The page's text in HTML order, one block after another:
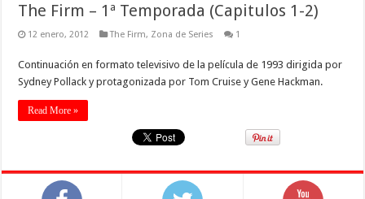
The Firm – 1ª Temporada (Capitulos 1-2)
12 enero, 2012 The Firm, Zona de Series 1
Continuación en formato televisivo de la película de 1993 dirigida por
Sydney Pollack y protagonizada por Tom Cruise y Gene Hackman.
Read More »